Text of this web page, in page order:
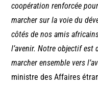
coopération renforcée
marcher sur la voie du
côtés de nos amis
l’avenir. Notre objectif est
marcher ensemble vers
ministre des Affaires